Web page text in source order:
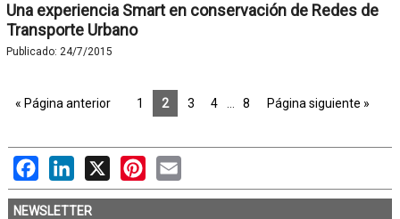
Una experiencia Smart en conservación de Redes de
Transporte Urbano
Publicado: 24/7/2015
« Página anterior 1 2 3 4 8 Página siguiente »
FacebookLinkedIn
X PinterestEmail
NEWSLETTER